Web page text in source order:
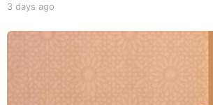
3 days ago
a